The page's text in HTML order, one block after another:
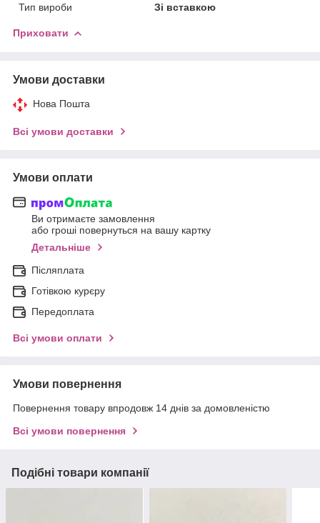
Тип вироби
Зі вставкою
Приховати
Умови доставки
Нова Пошта
Всі умови доставки
Умови оплати
Ви отримаєте замовлення
або гроші повернуться на вашу картку
Детальніше
Післяплата
Готівкою курєру
Передоплата
Всі умови оплати
Умови повернення
Повернення товару впродовж 14 днів за домовленістю
Всі умови повернення
Подібні товари компанії